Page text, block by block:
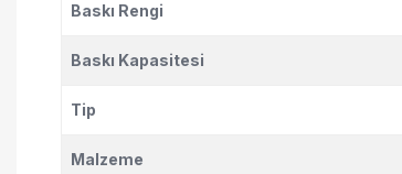
Baskı Rengi
Baskı Kapasitesi
Tip
Malzeme